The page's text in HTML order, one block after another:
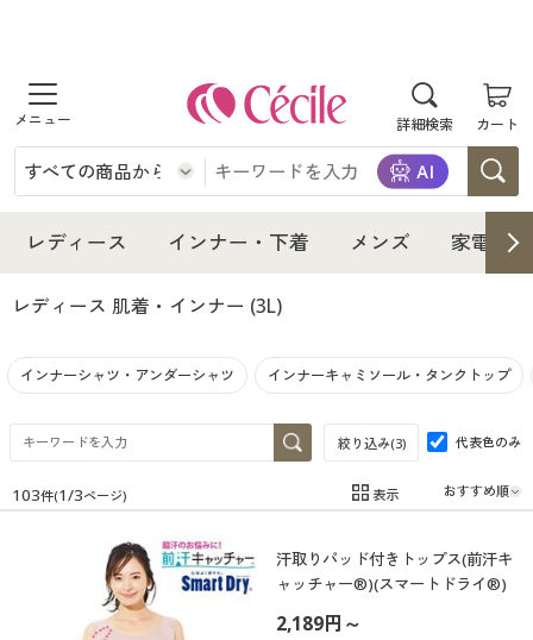
詳細検索 カート
商品を探す
レディース
レディースファッション
女性下着
インナー・下着
インナー・下着通販すべて
女性下着
メンズ下着
ジュニア・ティーンズ下着
メンズ
メンズ通販すべて
メンズファッション
メンズ下着
家電・雑貨
家電・雑貨すべて
家電
キッチン・雑貨・日用品
寝具・インテリア・家具
寝具・インテリア・家具通販すべて
家具・収納
寝具・ベッド
美容・健康
美容・健康通販すべて
美容・健康・サプリメント
制服・スクール
制服・スクールすべて
大きいサイズ
レディース インナー・下着 メンズ 家電・
レディース 肌着・インナー (3L)
インナーシャツ・アンダーシャツ インナーキャミソール・タンクトップ
絞り込み(3) 代表色のみ
在庫 在庫のある商品のみ表示
103件(1/3ページ) 表示
汗取りパッド付きトップス(前汗キ
ャッチャー®)(スマートドライ®)
2,189円～